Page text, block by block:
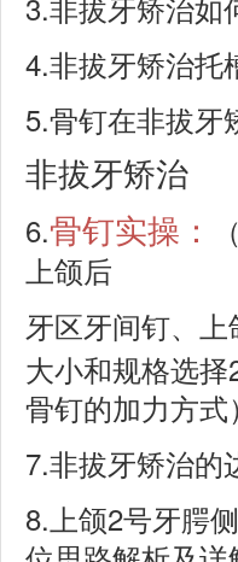
非拔牙矫治如
4.非拔牙矫治托
5.骨钉在非拔牙
非拔牙矫治
6.骨钉实操：
上颌后
牙区牙间钉、
大小和规格选择
骨钉的加力方式
7.非拔牙矫治的
8. 上颌2号牙腭